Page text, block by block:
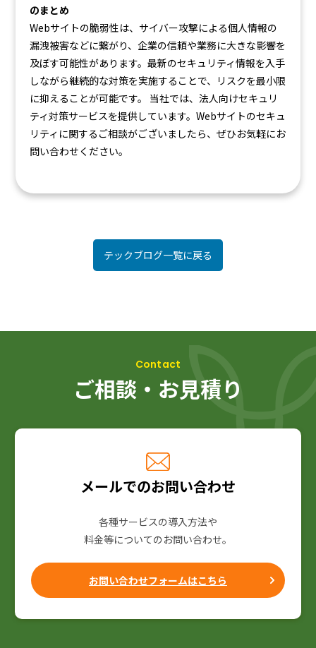
のまとめ
Webサイトの脆弱性は、サイバー攻撃による個人情報の
漏洩被害などに繋がり、企業の信頼や業務に大きな影響を
及ぼす可能性があります。最新のセキュリティ情報を入手
しながら継続的な対策を実施することで、リスクを最小限
に抑えることが可能です。 当社では、法人向けセキュリ
ティ対策サービスを提供しています。Webサイトのセキュ
リティに関するご相談がございましたら、ぜひお気軽にお
問い合わせください。
テックブログ一覧に戻る
ご相談・お見積り
メールでのお問い合わせ
各種サービスの導入方法や
料金等についてのお問い合わせ。
お問い合わせフォームはこちら